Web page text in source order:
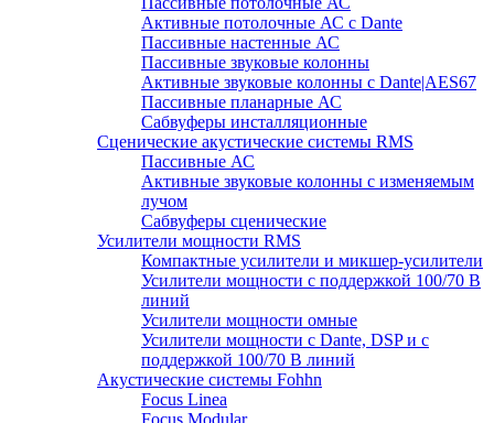
Активные потолочные АС с Dante
Пассивные настенные АС
Пассивные звуковые колонны
Активные звуковые колонны с Dante|AES67
Пассивные планарные АС
Сабвуферы инсталляционные
Сценические акустические системы RMS
Пассивные АС
Активные звуковые колонны с изменяемым
лучом
Сабвуферы сценические
Усилители мощности RMS
Компактные усилители и микшер-усилители
Усилители мощности с поддержкой 100/70 В
линий
Усилители мощности омные
Усилители мощности с Dante, DSP и с
поддержкой 100/70 В линий
Акустические системы Fohhn
Focus Linea